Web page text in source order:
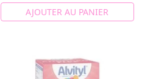
AJOUTER AU PANIER